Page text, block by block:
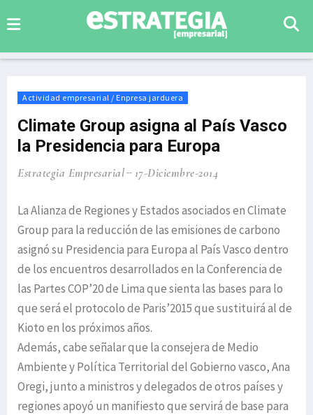
Actividad empresarial / Enpresa jarduera
Climate Group asigna al País Vasco
la Presidencia para Europa
Estrategia Empresarial 17-Diciembre-2014
La Alianza de Regiones y Estados asociados en Climate
Group para la reducción de las emisiones de carbono
asignó su Presidencia para Europa al País Vasco dentro
de los encuentros desarrollados en la Conferencia de
las Partes COP’20 de Lima que sienta las bases para lo
que será el protocolo de Paris’2015 que sustituirá al de
Kioto en los próximos años.
Además, cabe señalar que la consejera de Medio
Ambiente y Política Territorial del Gobierno vasco, Ana
Oregi, junto a ministros y delegados de otros países y
regiones apoyó un manifiesto que servirá de base para